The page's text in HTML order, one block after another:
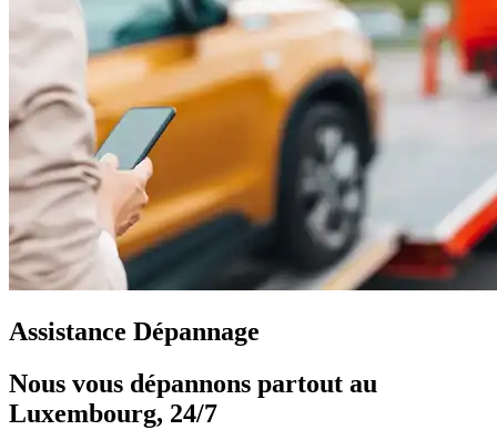
Assistance Dépannage
Nous vous dépannons partout au
Luxembourg, 24/7